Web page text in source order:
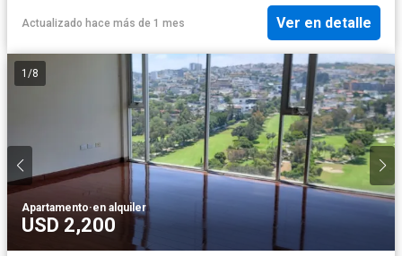
Actualizado hace más de 1 mes Ver en detalle
1 /8
Apartamento·en alquiler
USD 2,200